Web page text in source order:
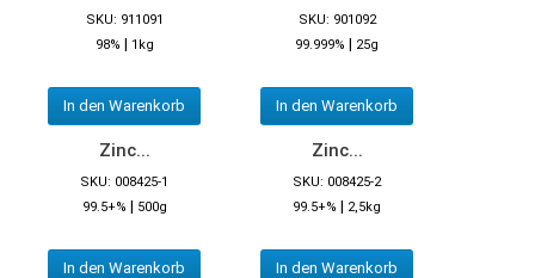
SKU: 911091
98% | 1kg
In den Warenkorb
SKU: 901092
99.999% | 25g
In den Warenkorb
Zinc...
SKU: 008425-1
99.5+% | 500g
In den Warenkorb
Zinc...
SKU: 008425-2
99.5+% | 2,5kg
In den Warenkorb